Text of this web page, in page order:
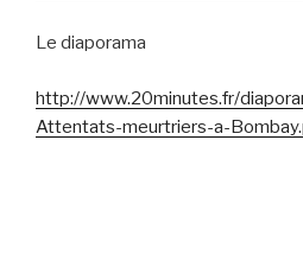
Le diaporama
http://www.20minutes.fr/
Attentats-meurtriers-a-